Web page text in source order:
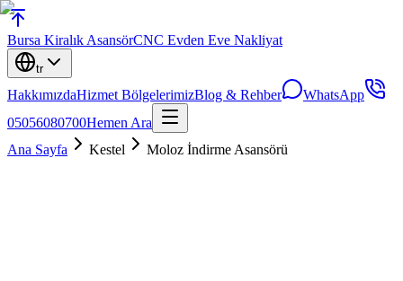
Bursa Kiralık AsansörCNC Evden Eve Nakliyat
tr
HakkımızdaHizmet BölgelerimizBlog & Rehber
WhatsApp
05056080700Hemen Ara
Ana Sayfa
Kestel Moloz İndirme Asansörü